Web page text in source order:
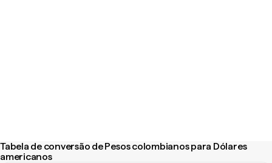
Tabela de conversão de Pesos colombianos para Dólares
americanos